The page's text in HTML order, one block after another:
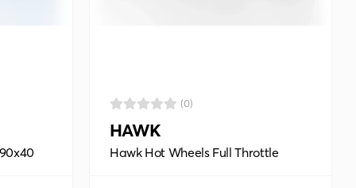
(0)
HAWK
Hawk Hot Wheels Full Throttle